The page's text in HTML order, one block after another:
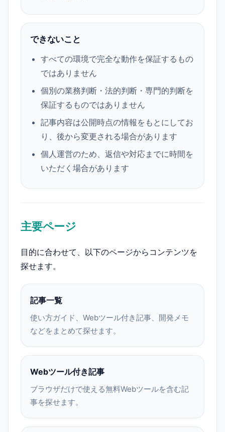
できないこと
すべての環境で完全な動作を保証するもの
ではありません
個別の業務判断・法的判断・専門的判断を
保証するものではありません
記事内容は公開時点の情報をもとにしてお
り、後から変更される場合があります
個人運営のため、返信や対応までに時間を
いただく場合があります
主要ページ
目的に合わせて、以下のページからコンテンツを
探せます。
記事一覧
使い方ガイド、Webツール付き記事、開発メモ
などをまとめて探せます。
Webツール付き記事
ブラウザだけで使える無料Webツールを含む記
事を探せます。